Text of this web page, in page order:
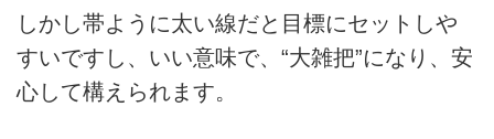
しかし帯ように太い線だと目標にセットしや
すいですし、いい意味で、“大雑把”になり、安
心して構えられます。